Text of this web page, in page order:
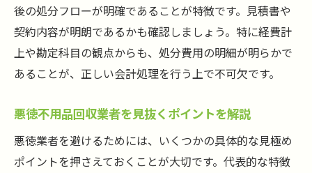
後の処分フローが明確であることが特徴です。見積書や
契約内容が明朗であるかも確認しましょう。特に経費計
上や勘定科目の観点からも、処分費用の明細が明らかで
あることが、正しい会計処理を行う上で不可欠です。
悪徳不用品回収業者を見抜くポイントを解説
悪徳業者を避けるためには、いくつかの具体的な見極め
ポイントを押さえておくことが大切です。代表的な特徴